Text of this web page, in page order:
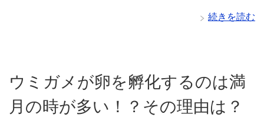
続きを読む
ウミガメが卵を孵化するのは満
月の時が多い！？その理由は？